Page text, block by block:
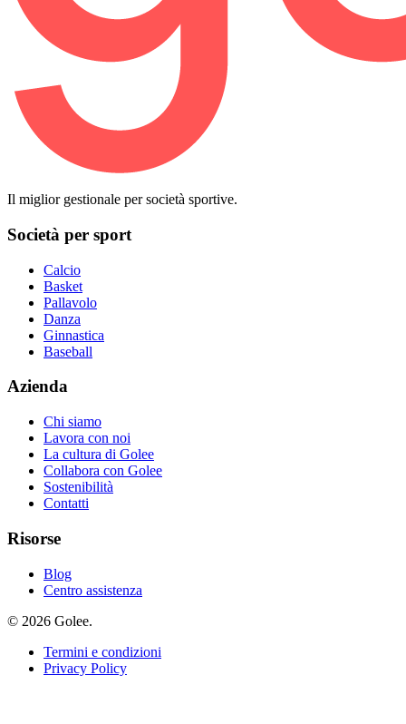
Il miglior gestionale per società sportive.
Società per sport
Calcio
Basket
Pallavolo
Danza
Ginnastica
Baseball
Azienda
Chi siamo
Lavora con noi
La cultura di Golee
Collabora con Golee
Sostenibilità
Contatti
Risorse
Blog
Centro assistenza
© 2026 Golee.
Termini e condizioni
Privacy Policy